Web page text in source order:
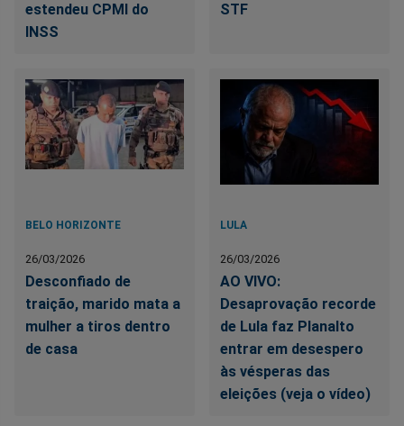
estendeu CPMI do
INSS
STF
BELO HORIZONTE
26/03/2026
Desconfiado de
traição, marido mata a
mulher a tiros dentro
de casa
LULA
26/03/2026
AO VIVO:
Desaprovação recorde
de Lula faz Planalto
entrar em desespero
às vésperas das
eleições (veja o vídeo)